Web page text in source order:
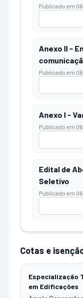
Publicado em
Anexo II -
Publicado em
Anexo I -
Publicado em
Edital de
Seletivo
Publicado em
Cotas e
Especialização
em Edificações